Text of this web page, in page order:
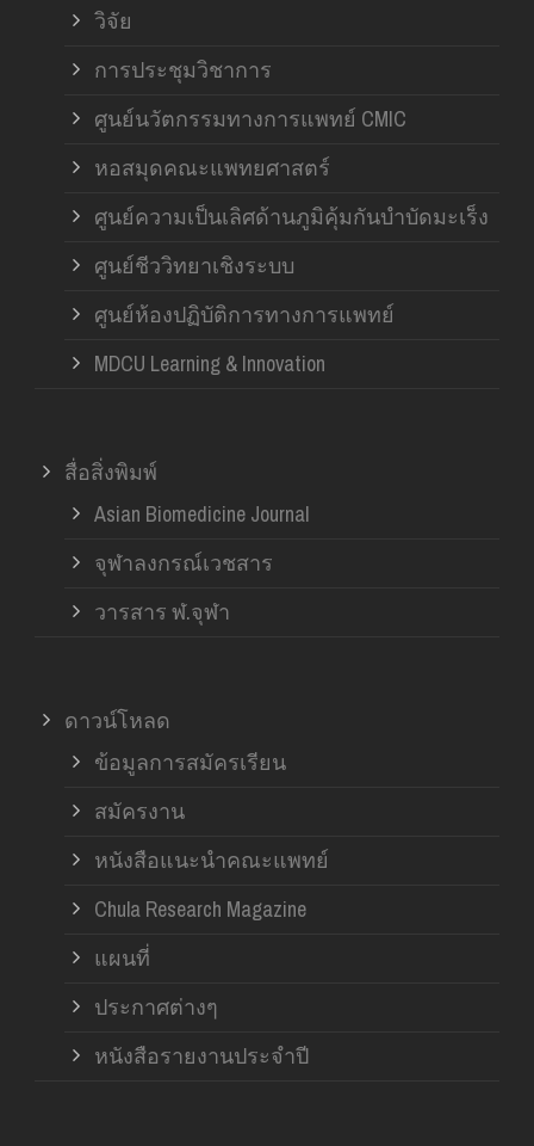
วิจัย
การประชุมวิชาการ
ศูนย์นวัตกรรมทางการแพทย์ CMIC
หอสมุดคณะแพทยศาสตร์
ศูนย์ความเป็นเลิศด้านภูมิคุ้มกันบำบัดมะเร็ง
ศูนย์ชีววิทยาเชิงระบบ
ศูนย์ห้องปฏิบัติการทางการแพทย์
MDCU Learning & Innovation
สื่อสิ่งพิมพ์
Asian Biomedicine Journal
จุฬาลงกรณ์เวชสาร
วารสาร ฬ.จุฬา
ดาวน์โหลด
ข้อมูลการสมัครเรียน
สมัครงาน
หนังสือแนะนำคณะแพทย์
Chula Research Magazine
แผนที่
ประกาศต่างๆ
หนังสือรายงานประจำปี